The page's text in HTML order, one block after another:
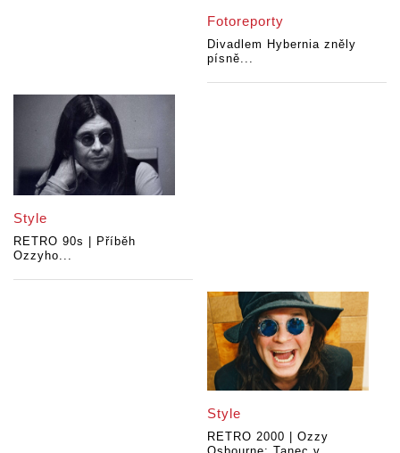
Fotoreporty
Divadlem Hybernia zněly
písně...
Style
RETRO 90s | Příběh
Ozzyho...
Style
RETRO 2000 | Ozzy